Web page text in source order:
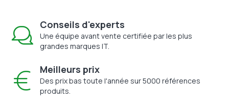
Conseils d'experts
Une équipe avant vente certifiée par les plus
grandes marques IT.
Meilleurs prix
Des prix bas toute l'année sur 5000 références
produits.